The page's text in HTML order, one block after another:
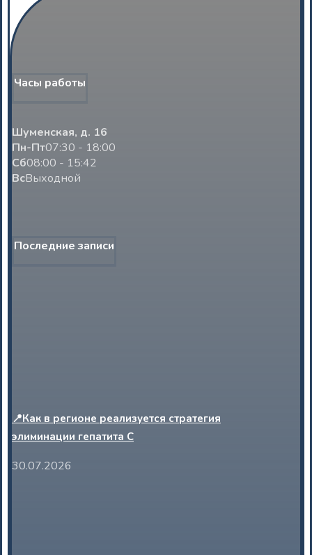
Часы работы
Шуменская, д. 16
Пн-Пт07:30 - 18:00
Сб08:00 - 15:42
ВсВыходной
Последние записи
📍Как в регионе реализуется стратегия
элиминации гепатита С
30.07.2026